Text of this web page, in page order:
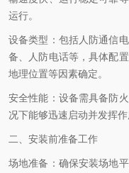
运行。
设备类型：包括人防通信
备、人防电话等，具体配
地理位置等因素确定。
安全性能：设备需具备防
况下能够迅速启动并发挥
二、安装前准备工作
场地准备：确保安装场地